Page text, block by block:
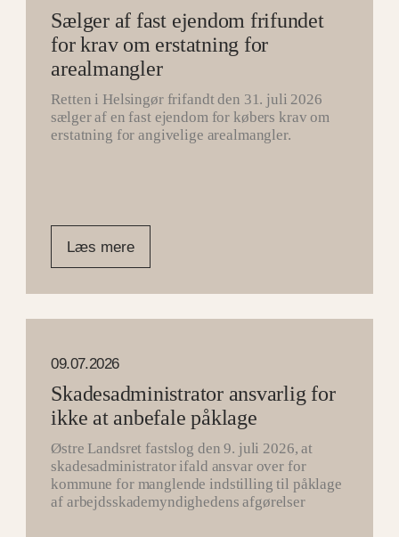
Sælger af fast ejendom frifundet
for krav om erstatning for
arealmangler
Retten i Helsingør frifandt den 31. juli 2026
sælger af en fast ejendom for købers krav om
erstatning for angivelige arealmangler.
Læs mere
09.07.2026
Skadesadministrator ansvarlig for
ikke at anbefale påklage
Østre Landsret fastslog den 9. juli 2026, at
skadesadministrator ifald ansvar over for
kommune for manglende indstilling til påklage
af arbejdsskademyndighedens afgørelser